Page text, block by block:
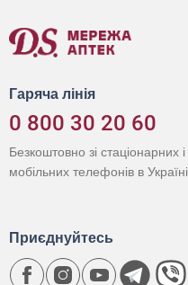
Гаряча лінія
0 800 30 20 60
Безкоштовно зі стаціонарних і
мобільних телефонів в Україні
Приєднуйтесь